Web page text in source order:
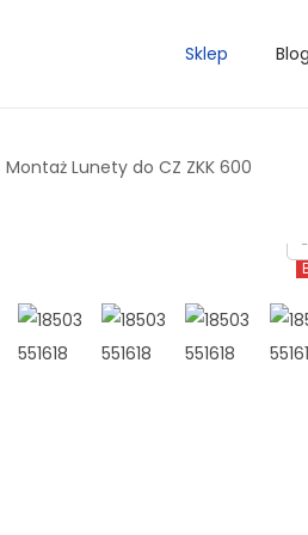
Sklep Blog
Montaż Lunety do CZ ZKK 600